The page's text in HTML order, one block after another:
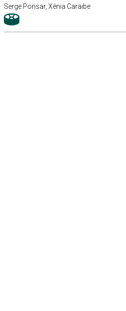
Serge Ponsar, Xénia Caraibe